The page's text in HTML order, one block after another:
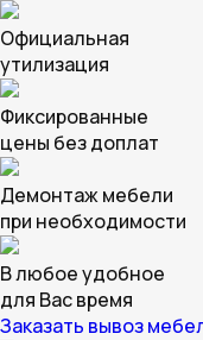
Официальная
утилизация
Фиксированные
цены без доплат
Демонтаж мебели
при необходимости
В любое удобное
для Вас время
Заказать вывоз